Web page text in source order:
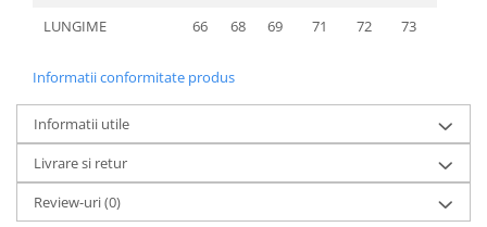
LUNGIME
66 68 69 71 72 73
Informatii conformitate produs
Informatii utile
Livrare si retur
Review-uri(0)